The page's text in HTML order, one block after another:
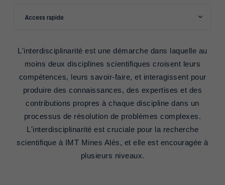
Access rapide
L'interdisciplinarité est une démarche dans laquelle au
moins deux disciplines scientifiques croisent leurs
compétences, leurs savoir-faire, et interagissent pour
produire des connaissances, des expertises et des
contributions propres à chaque discipline dans un
processus de résolution de problèmes complexes.
L'interdisciplinarité est cruciale pour la recherche
scientifique à IMT Mines Alès, et elle est encouragée à
plusieurs niveaux.